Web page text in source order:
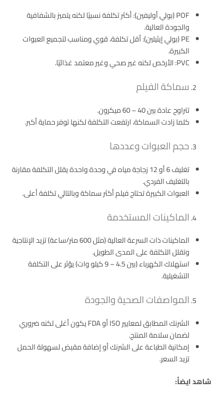
POF (بولي أوليفين): أكثر تكلفة نسبيًا لكنه يتميز بالشفافية
والجودة العالية.
PE (بولي إيثيلين): أقل تكلفة، قوي ومناسب لتجميع العبوات
الكبيرة.
PVC: الأرخص لكنه غير صحي وغير معتمد غذائيًا.
سماكة الفيلم
تتراوح عادة بين 40 – 60 ميكرون.
كلما زادت السماكة، ارتفعت التكلفة لكنها توفر حماية أكبر.
حجم العبوات وعددها
تغليف 6 أو 12 زجاجة مياه في وحدة واحدة يقلل التكلفة مقارنة
بالتغليف الفردي.
العبوات الكبيرة تحتاج فيلم أكثر سماكة وبالتالي تكلفة أعلى.
الماكينات المستخدمة
الماكينات ذات السرعة العالية (مثل 600 متر/ساعة) تزيد الإنتاجية
وتقلل التكلفة على المدى الطويل.
استهلاك الكهرباء (بين 4.5 – 9 كيلو وات) يؤثر على التكلفة
التشغيلية.
المواصفات الصحية والجودة
الشرنك المطابق لمعايير ISO أو FDA يكون أغلى لكنه ضروري
لضمان سلامة المنتج.
إمكانية الطباعة على الشرنك أو إضافة مقبض لسهولة الحمل
تزيد السعر.
شاهد ايضأ: